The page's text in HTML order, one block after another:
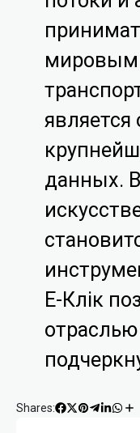
мировым
данных.
Е-Көлік
Shares: